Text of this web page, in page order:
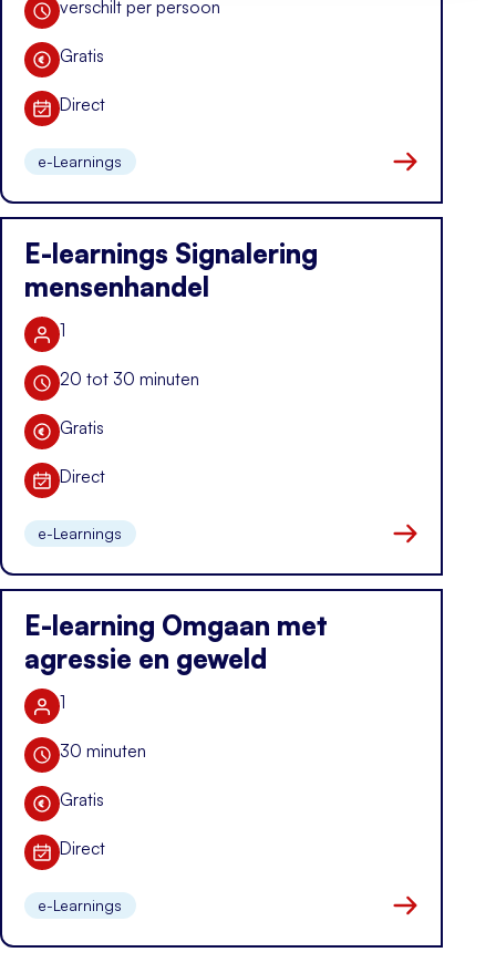
Duur training
verschilt per persoon
Kosten
Gratis
Direct
e-Learnings
E-learnings Signalering
mensenhandel
Aantal deelnemers
1
Duur training
20 tot 30 minuten
Kosten
Gratis
Direct
e-Learnings
E-learning Omgaan met
agressie en geweld
Aantal deelnemers
1
Duur training
30 minuten
Kosten
Gratis
Direct
e-Learnings